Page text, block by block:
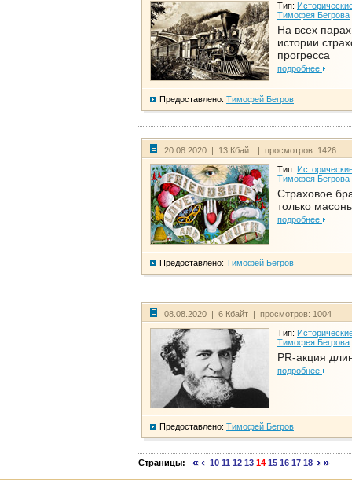
Тип:
Тимофея Бегрова
На всех
истории
прогресса
подробнее
Предоставлено: Тимофей Бегров
20.08.2020 | 13 Кбайт | просмотров: 1426
Тип:
Тимофея Бегрова
Страховое
только
подробнее
Предоставлено: Тимофей Бегров
08.08.2020 | 6 Кбайт | просмотров: 1004
Тип:
Тимофея Бегрова
PR-акция
подробнее
Предоставлено: Тимофей Бегров
Страницы: 10 11 12 13 14 15 16 17 18